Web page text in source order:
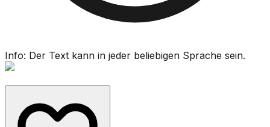
Info: Der Text kann in jeder beliebigen Sprache sein.